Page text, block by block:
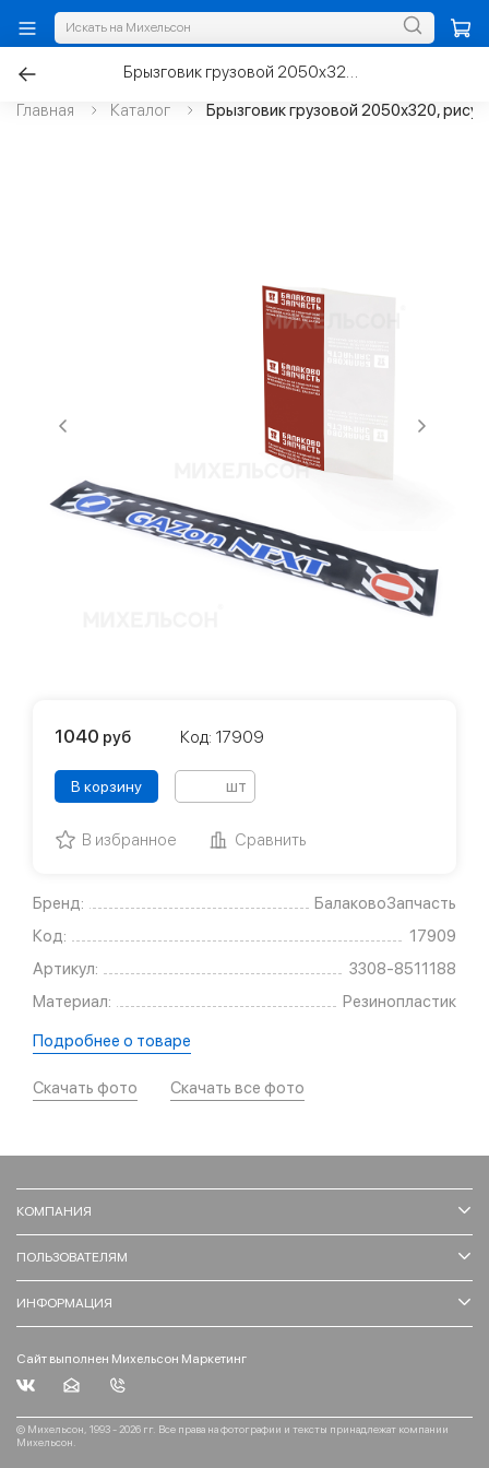
Главная Каталог Брызговик грузовой 2050х320,
Бренд:
БалаковоЗапчасть
Код:
17909
Артикул:
3308-8511188
Материал:
Резинопластик
Подробнее о товаре
Скачать фото Скачать все фото
1040 руб Код: 17909
В корзину шт
В избранное Сравнить
КОМПАНИЯ
ПОЛЬЗОВАТЕЛЯМ
ИНФОРМАЦИЯ
Сайт выполнен Михельсон Маркетинг
© Михельсон, 1993 - 2026 гг. Все права на фотографии и тексты принадлежат компании
Михельсон.